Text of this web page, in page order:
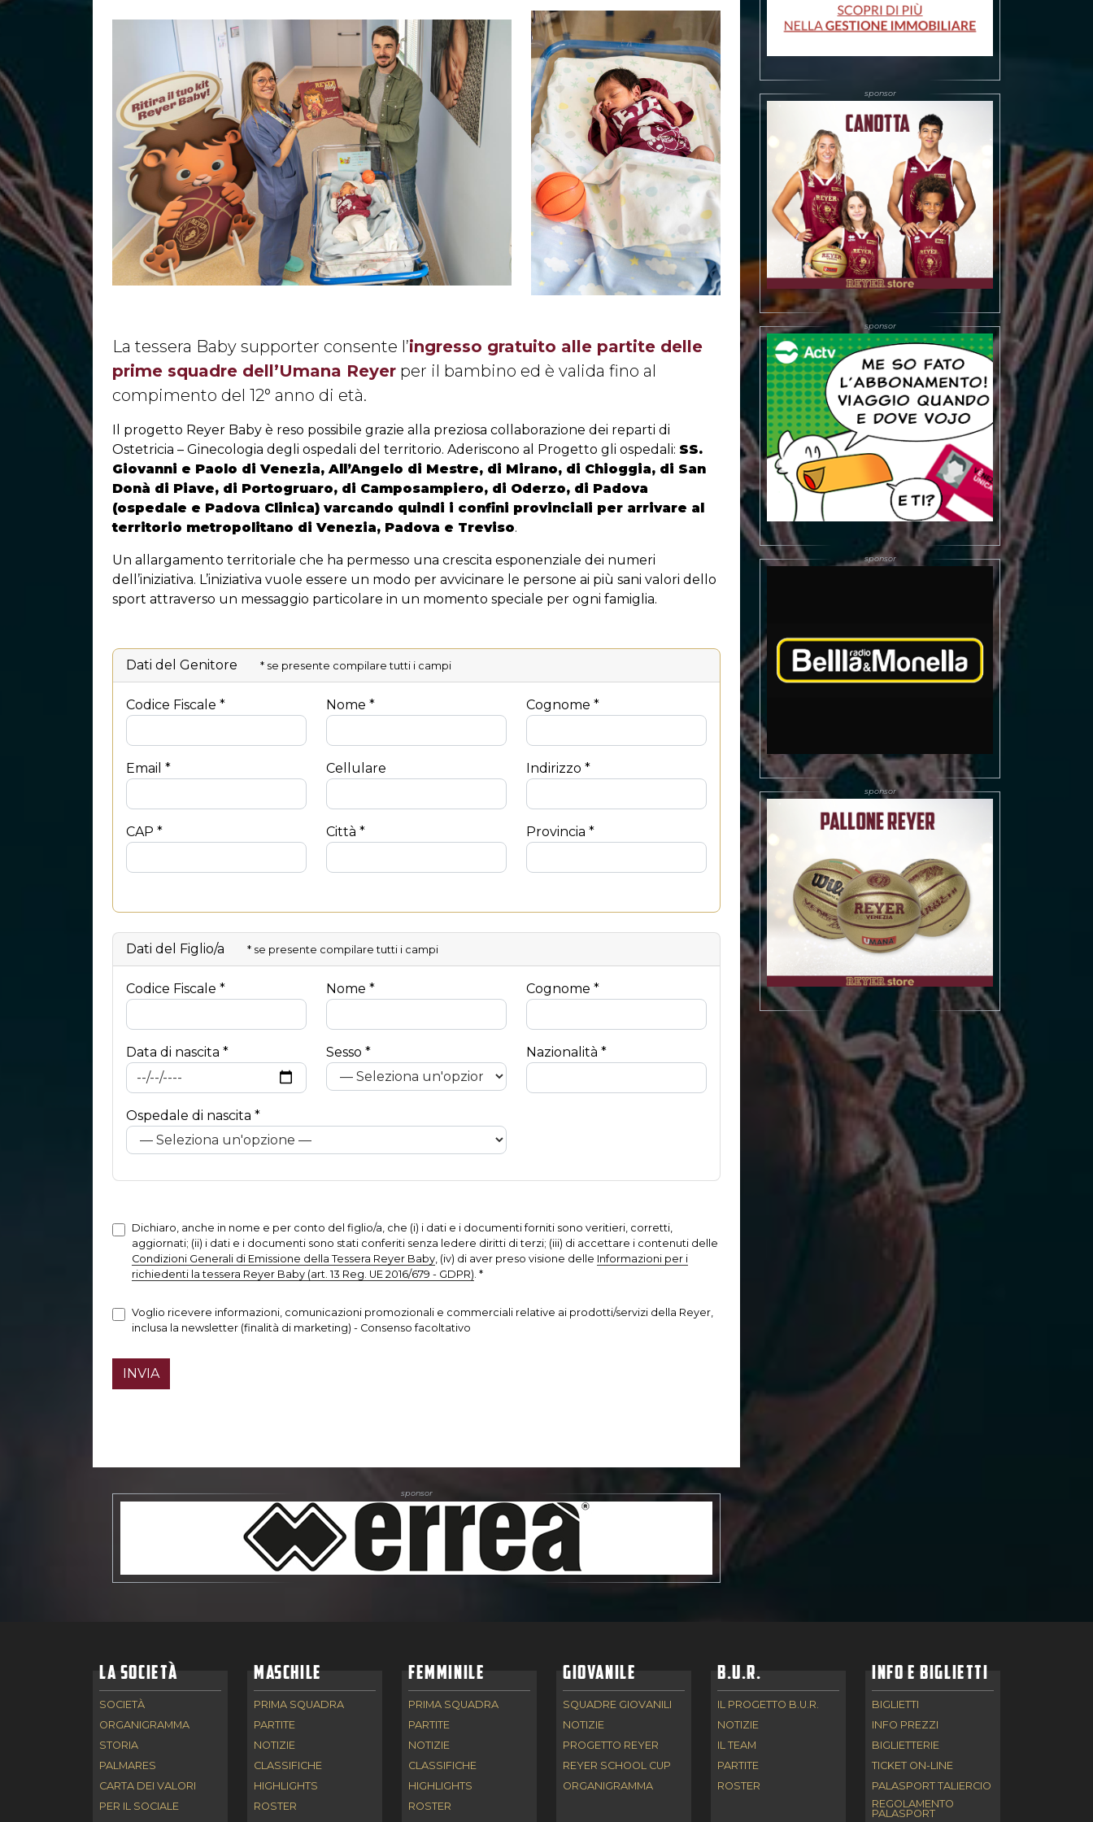
La tessera Baby supporter consente l’ingresso gratuito alle partite delle
prime squadre dell’Umana Reyer per il bambino ed è valida fino al
compimento del 12° anno di età.
Il progetto Reyer Baby è reso possibile grazie alla preziosa collaborazione dei reparti di
Ostetricia – Ginecologia degli ospedali del territorio. Aderiscono al Progetto gli ospedali: SS.
Giovanni e Paolo di Venezia, All’Angelo di Mestre, di Mirano, di Chioggia, di San
Donà di Piave, di Portogruaro, di Camposampiero, di Oderzo, di Padova
(ospedale e Padova Clinica) varcando quindi i confini provinciali per arrivare al
territorio metropolitano di Venezia, Padova e Treviso.
Un allargamento territoriale che ha permesso una crescita esponenziale dei numeri
dell’iniziativa. L’iniziativa vuole essere un modo per avvicinare le persone ai più sani valori dello
sport attraverso un messaggio particolare in un momento speciale per ogni famiglia.
Dati del Genitore * se presente compilare tutti i campi
Codice Fiscale * Nome * Cognome *
Email * Cellulare Indirizzo *
CAP * Città * Provincia *
Dati del Figlio/a * se presente compilare tutti i campi
Codice Fiscale * Nome * Cognome *
Data di nascita * Sesso * Nazionalità *
Ospedale di nascita *
Dichiaro, anche in nome e per conto del figlio/a, che (i) i dati e i documenti forniti sono veritieri, corretti,
aggiornati; (ii) i dati e i documenti sono stati conferiti senza ledere diritti di terzi; (iii) di accettare i contenuti delle
Condizioni Generali di Emissione della Tessera Reyer Baby , (iv) di aver preso visione delle Informazioni per i
richiedenti la tessera Reyer Baby (art. 13 Reg. UE 2016/679 - GDPR) . *
Voglio ricevere informazioni, comunicazioni promozionali e commerciali relative ai prodotti/servizi della Reyer,
inclusa la newsletter (finalità di marketing) - Consenso facoltativo
LA SOCIETÀ
SOCIETÀ
ORGANIGRAMMA
STORIA
PALMARES
CARTA DEI VALORI
PER IL SOCIALE
MASCHILE
PRIMA SQUADRA
PARTITE
NOTIZIE
CLASSIFICHE
HIGHLIGHTS
ROSTER
FEMMINILE
PRIMA SQUADRA
PARTITE
NOTIZIE
CLASSIFICHE
HIGHLIGHTS
ROSTER
GIOVANILE
SQUADRE GIOVANILI
NOTIZIE
PROGETTO REYER
REYER SCHOOL CUP
ORGANIGRAMMA
B.U.R.
IL PROGETTO B.U.R.
NOTIZIE
IL TEAM
PARTITE
ROSTER
INFO E BIGLIETTI
BIGLIETTI
INFO PREZZI
BIGLIETTERIE
TICKET ON-LINE
PALASPORT TALIERCIO
REGOLAMENTO
PALASPORT